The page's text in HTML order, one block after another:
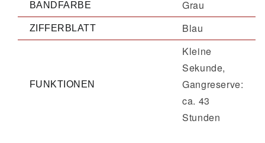
BANDFARBE Grau
ZIFFERBLATT Blau
FUNKTIONEN
Kleine
Sekunde,
Gangreserve:
ca. 43
Stunden